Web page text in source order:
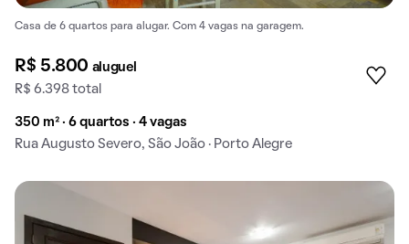
Casa de 6 quartos para alugar. Com 4 vagas na garagem.
R$ 5.800 aluguel
R$ 6.398 total
350 m² · 6 quartos · 4 vagas
Rua Augusto Severo, São João · Porto Alegre